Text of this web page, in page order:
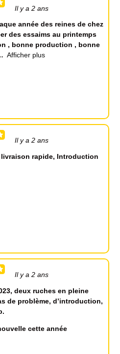
Il y a 2 ans
année des reines de chez
des essaims au printemps
, bonne production , bonne
Afficher plus
Il y a 2 ans
rapide, Introduction
Il y a 2 ans
deux ruches en pleine
de problème, d’introduction,
cette année